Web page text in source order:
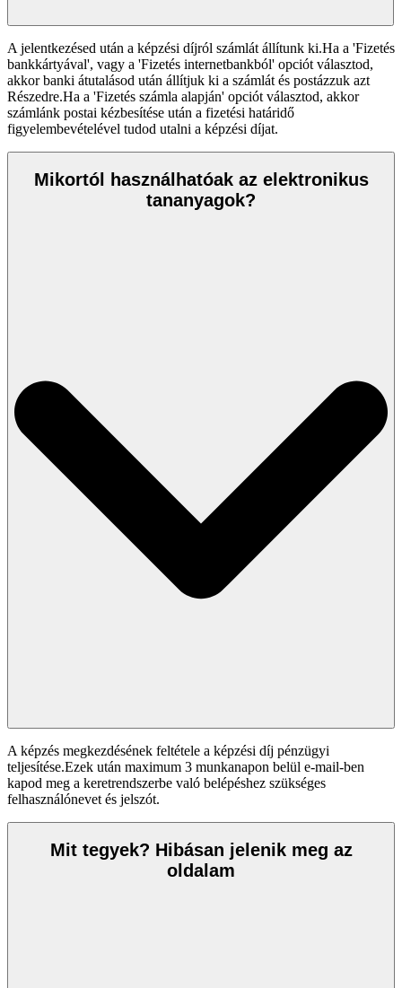
A jelentkezésed után a képzési díjról számlát állítunk ki.Ha a 'Fizetés
bankkártyával', vagy a 'Fizetés internetbankból' opciót választod,
akkor banki átutalásod után állítjuk ki a számlát és postázzuk azt
Részedre.Ha a 'Fizetés számla alapján' opciót választod, akkor
számlánk postai kézbesítése után a fizetési határidő
figyelembevételével tudod utalni a képzési díjat.
Mikortól használhatóak az elektronikus
tananyagok?
A képzés megkezdésének feltétele a képzési díj pénzügyi
teljesítése.Ezek után maximum 3 munkanapon belül e-mail-ben
kapod meg a keretrendszerbe való belépéshez szükséges
felhasználónevet és jelszót.
Mit tegyek? Hibásan jelenik meg az
oldalam